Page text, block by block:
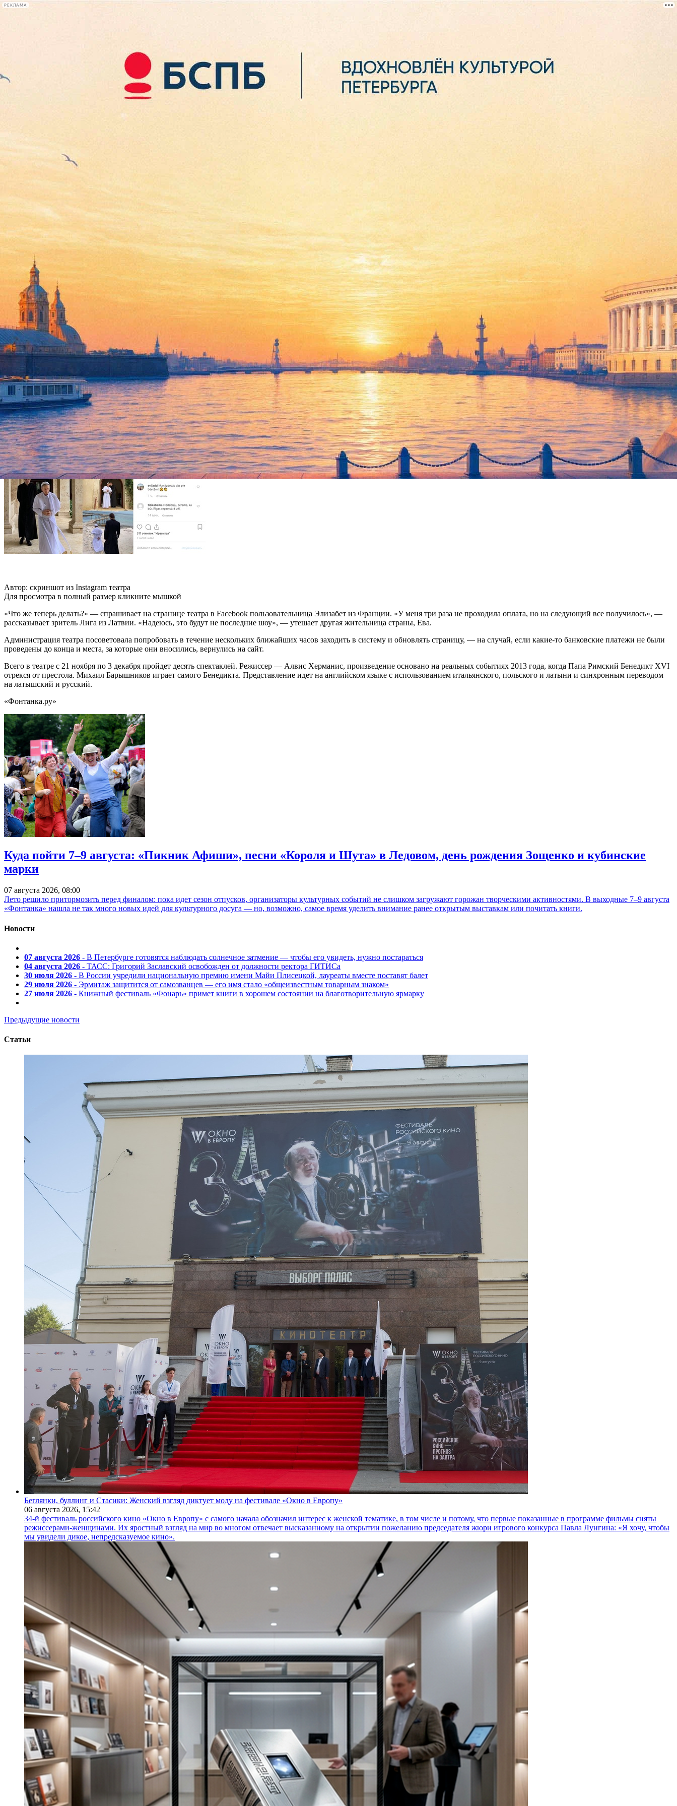
РЕКЛАМА
лекции
книги
«Новый папа»: Билеты на спектакли с Барышниковым в роли Папы Римского
разлетелись за четыре минуты
09 сентября 2019, Версия для печати
Новый Рижский театр 9 сентября в 10 утра открыл и тут же закрыл продажи на спектакли «Белый вертолет» с участием Михаила Барышникова. Две с половиной тысячи билетов на
представление, где главную роль исполнит знаменитый артист балета, актёр и «невозвращенец», разлетелись всего за четыре минуты.
Театр пытался ограничить возможности перекупщиков: приобрести билеты могли только ранее зарегистрированные на сайте пользователи, и не более двух штук в одном заказе на одно
представление. Как сообщил театр в соцсетях, на сайт одновременно зашли полторы тысячи человек.
Участники онлайн-битвы за места сравнивают ее с «аттракционом». Самые шустрые и успешные хвастаются покупками и делятся советами на будущее: при срыве оплаты пробовать вновь и
вновь — иногда получается оплатить покупку после новых попыток.
Автор: скриншот из Instagram театра
Для просмотра в полный размер кликните мышкой
«Что же теперь делать?» — спрашивает на странице театра в Facebook пользовательница Элизабет из Франции. «У меня три раза не проходила оплата, но на следующий все получилось», —
рассказывает зритель Лига из Латвии. «Надеюсь, это будут не последние шоу», — утешает другая жительница страны, Ева.
Администрация театра посоветовала попробовать в течение нескольких ближайших часов заходить в систему и обновлять страницу, — на случай, если какие-то банковские платежи не были
проведены до конца и места, за которые они вносились, вернулись на сайт.
Всего в театре с 21 ноября по 3 декабря пройдет десять спектаклей. Режиссер — Алвис Херманис, произведение основано на реальных событиях 2013 года, когда Папа Римский Бенедикт XVI
отрекся от престола. Михаил Барышников играет самого Бенедикта. Представление идет на английском языке с использованием итальянского, польского и латыни и синхронным переводом
на латышский и русский.
«Фонтанка.ру»
Куда пойти 7–9 августа: «Пикник Афиши», песни «Короля и Шута» в Ледовом, день рождения Зощенко и кубинские
марки
07 августа 2026, 08:00
Лето решило притормозить перед финалом: пока идет сезон отпусков, организаторы культурных событий не слишком загружают горожан творческими активностями. В выходные 7–9 августа
«Фонтанка» нашла не так много новых идей для культурного досуга — но, возможно, самое время уделить внимание ранее открытым выставкам или почитать книги.
Новости
07 августа 2026 - В Петербурге готовятся наблюдать солнечное затмение — чтобы его увидеть, нужно постараться
04 августа 2026 - ТАСС: Григорий Заславский освобожден от должности ректора ГИТИСа
30 июля 2026 - В России учредили национальную премию имени Майи Плисецкой, лауреаты вместе поставят балет
29 июля 2026 - Эрмитаж защитится от самозванцев — его имя стало «общеизвестным товарным знаком»
27 июля 2026 - Книжный фестиваль «Фонарь» примет книги в хорошем состоянии на благотворительную ярмарку
Предыдущие новости
Статьи
Беглянки, буллинг и Стасики: Женский взгляд диктует моду на фестивале «Окно в Европу»
06 августа 2026, 15:42
34-й фестиваль российского кино «Окно в Европу» с самого начала обозначил интерес к женской тематике, в том числе и потому, что первые показанные в программе фильмы сняты
режиссерами-женщинами. Их яростный взгляд на мир во многом отвечает высказанному на открытии пожеланию председателя жюри игрового конкурса Павла Лунгина: «Я хочу, чтобы
мы увидели дикое, непредсказуемое кино».